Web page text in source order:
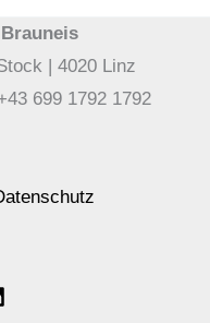
| 4020 Linz
699 1792 1792